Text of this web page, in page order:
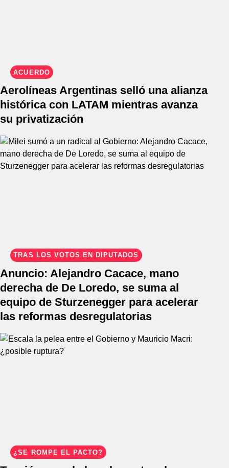
ACUERDO
Aerolíneas Argentinas selló una alianza
histórica con LATAM mientras avanza
su privatización
TRAS LOS VOTOS EN DIPUTADOS
Anuncio: Alejandro Cacace, mano
derecha de De Loredo, se suma al
equipo de Sturzenegger para acelerar
las reformas desregulatorias
¿SE ROMPE EL PACTO?